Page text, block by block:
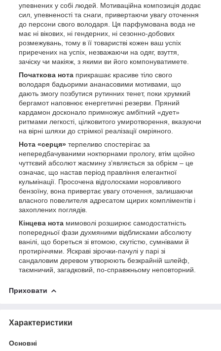
упевнених у собі людей. Мотиваційна композиція додає
сил, упевненості та снаги, привертаючи увагу оточення
до персони свого володаря. Ця парфумована вода не
має ні вікових, ні гендерних, ні сезонно-добових
розмежувань, тому в її товаристві кожен ваш успіх
приречених на успіх, незважаючи на одяг, взуття,
зачіску чи макіяж, з якими ви його компонуватимете.
Початкова нота прикрашає красиве тіло свого
володаря бадьорими ананасовими мотивами, що
дають змогу позбутися рутинних тенет, поки хрумкий
бергамот наповнює енергетичні резерви. Пряний
кардамон досконало примножує амбітний «дует»
ритмами легкості, цілковитого умиротворення, вказуючи
на вірні шляхи до стрімкої реалізації омріяного.
Нота «серця» терпеливо спостерігає за
непередбачуваними ноктюрнами прологу, втім щойно
чуттєвий абсолют жасмину з’являється за обрієм – це
означає, що настав період правління елегантної
кульмінації. Просочена відголосками норовливого
бензоїну, вона привертає увагу оточення, залишаючи
власного повелителя адресатом щирих компліментів і
захоплених поглядів.
Кінцева нота мимоволі розширює самодостатність
попередньої фази духмяними відблисками абсолюту
ванілі, що бореться зі втомою, скутістю, сумнівами й
протиріччями. Яскраві зірочки-пачулі у парі зі
сандаловим деревом утворюють безкрайній шлейф,
таємничий, загадковий, по-справжньому неповторний.
Приховати
Характеристики
Основні